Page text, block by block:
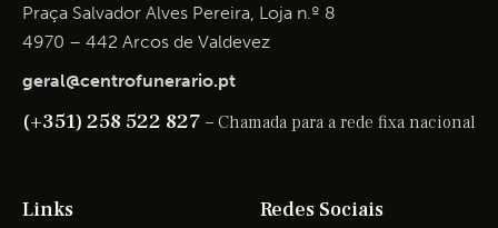
Praça Salvador Alves Pereira, Loja n.º 8
4970 – 442 Arcos de Valdevez
geral@centrofunerario.pt
(+351) 258 522 827 – Chamada para a rede fixa nacional
Links Redes Sociais